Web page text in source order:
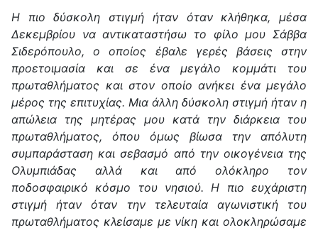
Η πιο δύσκολη στιγμή ήταν όταν κλήθηκα, μέσα
Δεκεμβρίου να αντικαταστήσω το φίλο μου Σάββα
Σιδερόπουλο, ο οποίος έβαλε γερές βάσεις στην
προετοιμασία και σε ένα μεγάλο κομμάτι του
πρωταθλήματος και στον οποίο ανήκει ένα μεγάλο
μέρος της επιτυχίας. Μια άλλη δύσκολη στιγμή ήταν η
απώλεια της μητέρας μου κατά την διάρκεια του
πρωταθλήματος, όπου όμως βίωσα την απόλυτη
συμπαράσταση και σεβασμό από την οικογένεια της
Ολυμπιάδας αλλά και από ολόκληρο τον
ποδοσφαιρικό κόσμο του νησιού. Η πιο ευχάριστη
στιγμή ήταν όταν την τελευταία αγωνιστική του
πρωταθλήματος κλείσαμε με νίκη και ολοκληρώσαμε